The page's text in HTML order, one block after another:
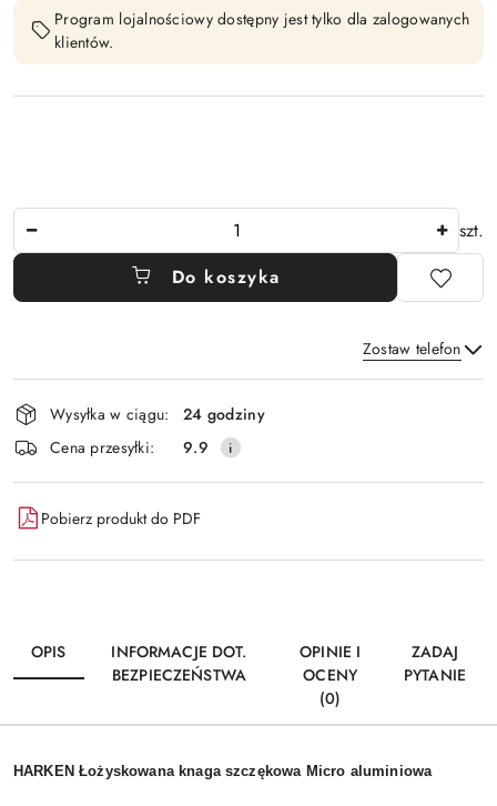
Program lojalnościowy dostępny jest tylko dla zalogowanych
klientów.
szt.
Do koszyka
Zostaw telefon
Wyślij
Dostępność
i
dostawa
Wysyłka w ciągu:
24 godziny
Cena przesyłki:
9.9
Pobierz produkt do PDF
OPIS
INFORMACJE DOT.
BEZPIECZEŃSTWA
OPINIE I
OCENY
(0)
ZADAJ
PYTANIE
HARKEN Łożyskowana knaga szczękowa Micro aluminiowa